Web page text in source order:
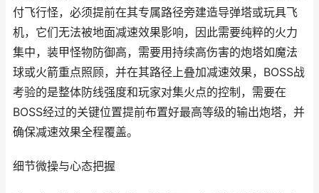
付飞行怪，必须提前在其专属路径旁建造导弹塔或玩具飞
机，它们无法被地面减速效果影响，因此需要纯粹的火力
集中，装甲怪物防御高，需要用持续高伤害的炮塔如魔法
球或火箭重点照顾，并在其路径上叠加减速效果，BOSS战
考验的是整体防线强度和玩家对集火点的控制，需要在
BOSS经过的关键位置提前布置好最高等级的输出炮塔，并
确保减速效果全程覆盖。
细节微操与心态把握